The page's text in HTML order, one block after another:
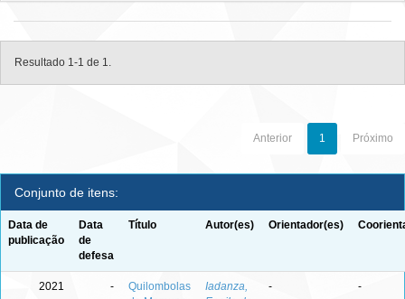
Resultado 1-1 de 1.
Anterior 1 Próximo
Conjunto de itens:
Data de
publicação
Data
de
defesa
Título Autor(es) Orientador(es)
2021 -
Quilombolas
Iadanza,
- -